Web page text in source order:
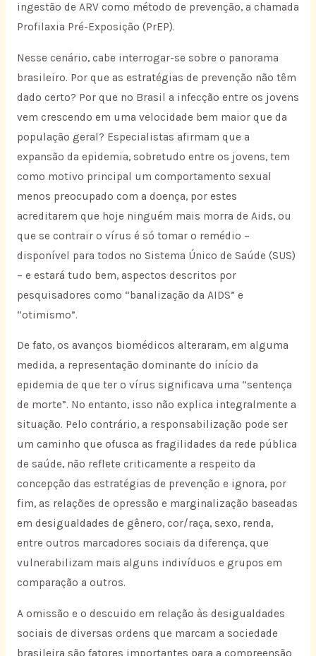
ingestão de ARV como método de prevenção, a chamada
Profilaxia Pré-Exposição (PrEP).
Nesse cenário, cabe interrogar-se sobre o panorama
brasileiro. Por que as estratégias de prevenção não têm
dado certo? Por que no Brasil a infecção entre os jovens
vem crescendo em uma velocidade bem maior que da
população geral? Especialistas afirmam que a
expansão da epidemia, sobretudo entre os jovens, tem
como motivo principal um comportamento sexual
menos preocupado com a doença, por estes
acreditarem que hoje ninguém mais morra de Aids, ou
que se contrair o vírus é só tomar o remédio –
disponível para todos no Sistema Único de Saúde (SUS)
– e estará tudo bem, aspectos descritos por
pesquisadores como “banalização da AIDS” e
“otimismo”.
De fato, os avanços biomédicos alteraram, em alguma
medida, a representação dominante do início da
epidemia de que ter o vírus significava uma “sentença
de morte”. No entanto, isso não explica integralmente a
situação. Pelo contrário, a responsabilização pode ser
um caminho que ofusca as fragilidades da rede pública
de saúde, não reflete criticamente a respeito da
concepção das estratégias de prevenção e ignora, por
fim, as relações de opressão e marginalização baseadas
em desigualdades de gênero, cor/raça, sexo, renda,
entre outros marcadores sociais da diferença, que
vulnerabilizam mais alguns indivíduos e grupos em
comparação a outros.
A omissão e o descuido em relação às desigualdades
sociais de diversas ordens que marcam a sociedade
brasileira são fatores importantes para a compreensão